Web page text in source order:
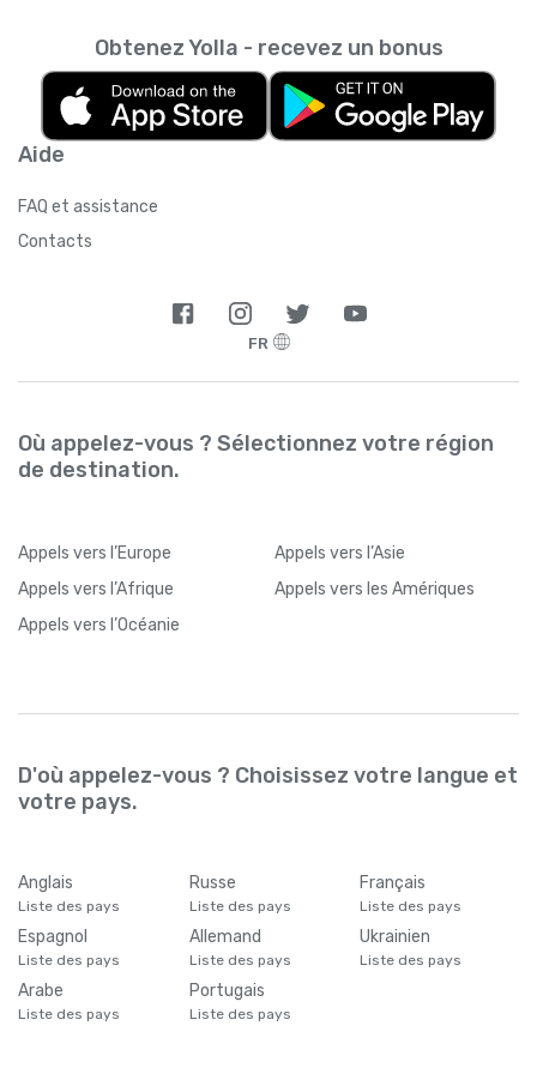
Aide
FAQ et assistance
Contacts
Obtenez Yolla - recevez un bonus
FR
Où appelez-vous ? Sélectionnez votre région
de destination.
Appels vers l’Europe Appels vers l’Asie
Appels vers l’Afrique Appels vers les Amériques
Appels vers l’Océanie
D'où appelez-vous ? Choisissez votre langue et
votre pays.
Anglais
Liste des pays
Russe
Liste des pays
Français
Liste des pays
Espagnol
Liste des pays
Allemand
Liste des pays
Ukrainien
Liste des pays
Arabe
Liste des pays
Portugais
Liste des pays